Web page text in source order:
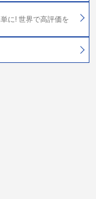
に! 世界で高評価を